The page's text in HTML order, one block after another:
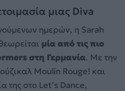
μιας Diva
ημερών, η Sarah
μία από τις πιο
στη Γερμανία. Με την
Moulin Rouge! και
της στο Let’s Dance,